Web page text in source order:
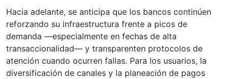
Hacia adelante, se anticipa que los bancos continúen
reforzando su infraestructura frente a picos de
demanda —especialmente en fechas de alta
transaccionalidad— y transparenten protocolos de
atención cuando ocurren fallas. Para los usuarios, la
diversificación de canales y la planeación de pagos